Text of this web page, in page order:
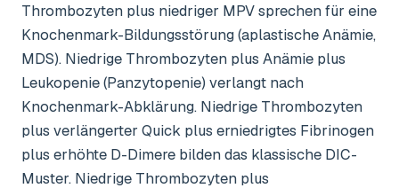
Thrombozyten plus niedriger MPV sprechen für eine
Knochenmark-Bildungsstörung (aplastische Anämie,
MDS). Niedrige Thrombozyten plus Anämie plus
Leukopenie (Panzytopenie) verlangt nach
Knochenmark-Abklärung. Niedrige Thrombozyten
plus verlängerter Quick plus erniedrigtes Fibrinogen
plus erhöhte D-Dimere bilden das klassische DIC-
Muster. Niedrige Thrombozyten plus